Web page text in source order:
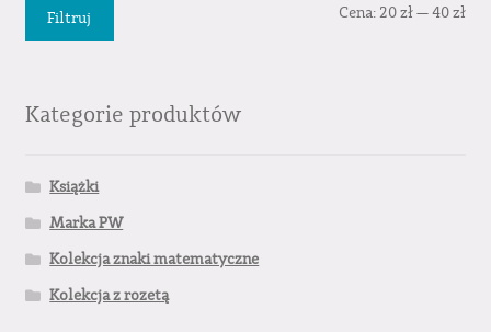
Filtruj Cena:20 zł—40 zł
Kategorie produktów
Książki
Marka PW
Kolekcja znaki matematyczne
Kolekcja z rozetą